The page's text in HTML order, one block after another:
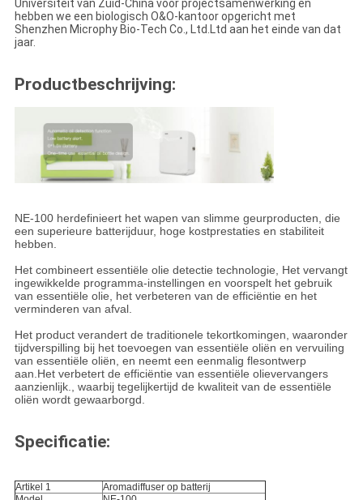
Universiteit van Zuid-China voor projectsamenwerking en
hebben we een biologisch O&O-kantoor opgericht met
Shenzhen Microphy Bio-Tech Co., Ltd.Ltd aan het einde van dat
jaar.
Productbeschrijving:
NE-100 herdefinieert het wapen van slimme geurproducten, die
een superieure batterijduur, hoge kostprestaties en stabiliteit
hebben.
Het combineert essentiële olie detectie technologie, Het vervangt
ingewikkelde programma-instellingen en voorspelt het gebruik
van essentiële olie, het verbeteren van de efficiëntie en het
verminderen van afval.
Het product verandert de traditionele tekortkomingen, waaronder
tijdverspilling bij het toevoegen van essentiële oliën en vervuiling
van essentiële oliën, en neemt een eenmalig flesontwerp
aan.Het verbetert de efficiëntie van essentiële olievervangers
aanzienlijk., waarbij tegelijkertijd de kwaliteit van de essentiële
oliën wordt gewaarborgd.
Specificatie:
Artikel 1
Aromadiffuser op batterij